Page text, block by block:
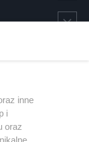
inne
i
oraz